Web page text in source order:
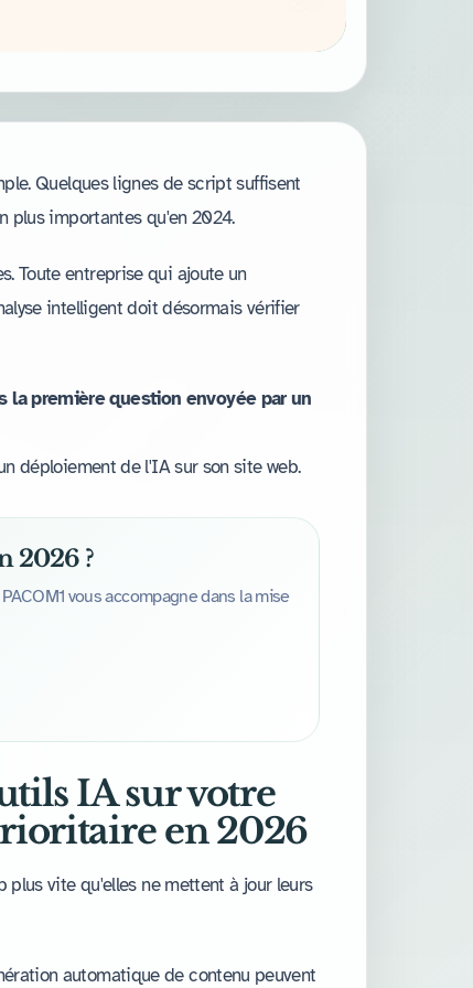
Quelques lignes de script suffisent
plus importantes qu'en 2024.
Toute entreprise qui ajoute un
intelligent doit désormais vérifier
première question envoyée par un
déploiement de l'IA sur son site web.
2026 ?
vous accompagne dans la mise
IA sur votre
en 2026
vite qu'elles ne mettent à jour leurs
automatique de contenu peuvent